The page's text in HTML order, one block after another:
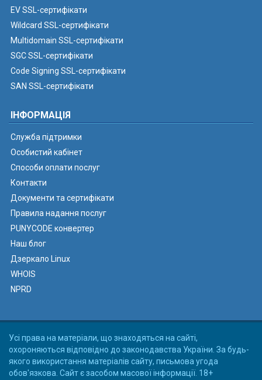
EV SSL-сертифікати
Wildcard SSL-сертифікати
Multidomain SSL-сертифікати
SGC SSL-сертифікати
Code Signing SSL-сертифікати
SAN SSL-сертифікати
ІНФОРМАЦІЯ
Служба підтримки
Особистий кабінет
Способи оплати послуг
Контакти
Документи та сертифікати
Правила надання послуг
PUNYCODE конвертер
Наш блог
Дзеркало Linux
WHOIS
NPRD
Усі права на матеріали, що знаходяться на сайті,
охороняються відповідно до законодавства України. За будь-
якого використання матеріалів сайту, письмова угода
обов'язкова. Сайт є засобом масової інформації. 18+